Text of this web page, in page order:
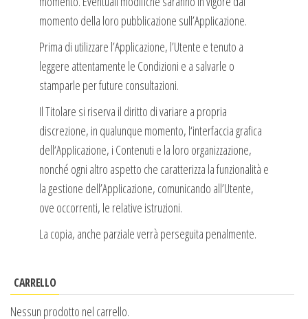
momento della loro pubblicazione sull’AppIicazione.
Prima di utilizzare l’Applicazione, l’Utente e tenuto a
leggere attentamente le Condizioni e a salvarle o
stamparle per future consultazioni.
Il Titolare si riserva il diritto di variare a propria
discrezione, in qualunque momento, l‘interfaccia grafica
dell‘AppIicazione, i Contenuti e la loro organizzazione,
nonché ogni altro aspetto che caratterizza la funzionalità e
la gestione dell’AppIicazione, comunicando all’Utente,
ove occorrenti, le relative istruzioni.
La copia, anche parziale verrà perseguita penalmente.
CARRELLO
Nessun prodotto nel carrello.